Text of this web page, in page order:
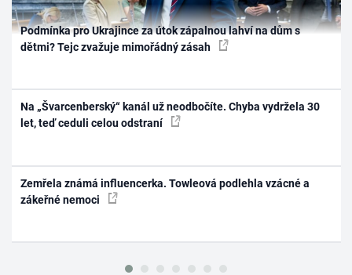
Podmínka pro Ukrajince za útok zápalnou lahví na dům s
dětmi? Tejc zvažuje mimořádný zásah
Na „Švarcenberský“ kanál už neodbočíte. Chyba vydržela 30
let, teď ceduli celou odstraní
Zemřela známá influencerka. Towleová podlehla vzácné a
zákeřné nemoci